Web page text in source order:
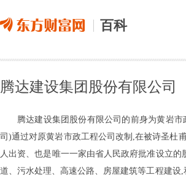
百科
腾达建设集团股份有限公司
腾达建设集团股份有限公司的前身为黄岩
司)通过对原黄岩市政工程公司改制,在被诗圣杜
人出资、也是唯一一家由省人民政府批准设立
道、污水处理、高速公路、房屋建筑等工程建